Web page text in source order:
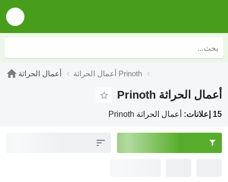
أعمال الحراثة أعمال الحراثة Prinoth
أعمال الحراثة Prinoth
15 إعلانات: أعمال الحراثة Prinoth